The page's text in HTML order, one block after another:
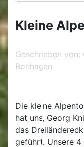
Kleine
Geschrieben von:
Bonhagen
Die kleine
hat uns, Georg
das
geführt. Unsere 4